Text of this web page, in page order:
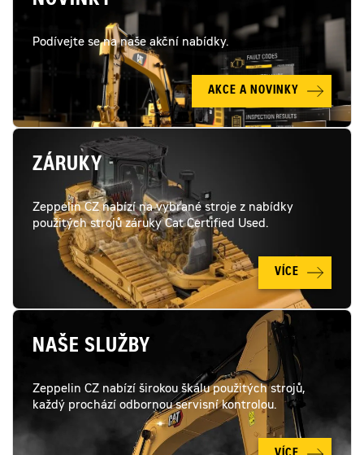
Podívejte se na naše akční nabídky.
AKCE A NOVINKY
ZÁRUKY
Zeppelin CZ nabízí na vybrané stroje z nabídky
použitých strojů záruky Cat Certified Used.
VÍCE
NAŠE SLUŽBY
Zeppelin CZ nabízí širokou škálu použitých strojů,
každý prochází odbornou servisní kontrolou.